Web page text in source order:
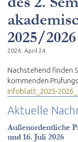
2025/2026
2026. April 24.
Nachstehend finden
kommenden
Infoblatt_2025-
Aktuelle
Außenordentliche
und 16. Juli 2026